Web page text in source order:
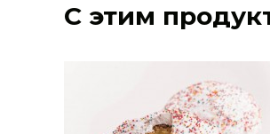
С этим